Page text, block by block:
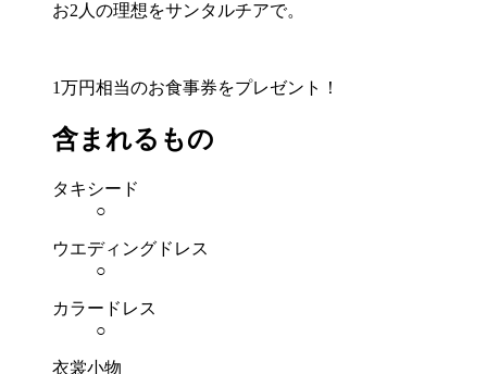
お2人の理想をサンタルチアで。
1万円相当のお食事券をプレゼント！
含まれるもの
タキシード
○
ウエディングドレス
○
カラードレス
○
衣裳小物